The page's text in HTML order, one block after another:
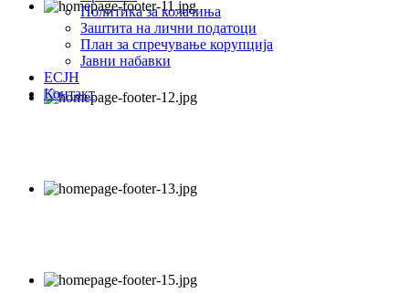
Политика за колачиња
Заштита на лични податоци
План за спречување корупција
Јавни набавки
ЕСЈН
Контакт